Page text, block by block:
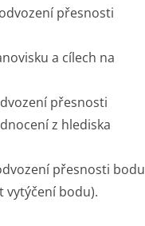
přesnosti
a cílech na
přesnosti
z hlediska
přesnosti bodu
vytýčení bodu).